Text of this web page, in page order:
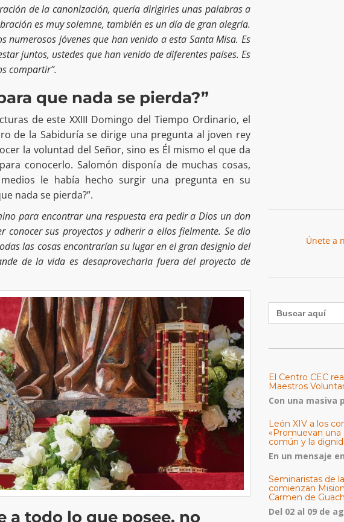
de la canonización, quería dirigirles unas palabras a
es muy solemne, también es un día de gran alegría.
numerosos jóvenes que han venido a esta Santa Misa. Es
juntos, ustedes que han venido de diferentes países. Es
compartir”.
que nada se pierda?”
de este XXIII Domingo del Tiempo Ordinario, el
de la Sabiduría se dirige una pregunta al joven rey
la voluntad del Señor, sino es Él mismo el que da
conocerlo. Salomón disponía de muchas cosas,
le había hecho surgir una pregunta en su
nada se pierda?”.
para encontrar una respuesta era pedir a Dios un don
conocer sus proyectos y adherir a ellos fielmente. Se dio
las cosas encontrarían su lugar en el gran designio del
de la vida es desaprovecharla fuera del proyecto de
a todo lo que posee, no
Únete a
Buscar:
El Centro CEC
Maestros
Con una masiva
León XIV a los
«Promuevan una
común y la
En un mensaje
Seminaristas de
comienzan
Carmen de
Del 02 al 09 de